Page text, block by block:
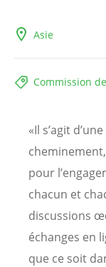
Asie
Commission
«Il s’agit
pour
chacun et
discussions
échanges en
que ce soit